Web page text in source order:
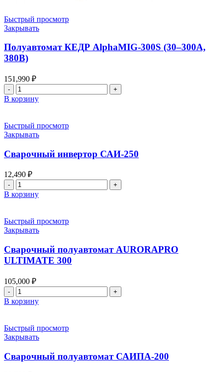
Быстрый просмотр
Закрывать
Полуавтомат КЕДР AlphaMIG-300S (30–300А,
380В)
151,990 ₽
Количество
товара
Полуавтомат
AlphaMIG-
300S
(30–
380В)
В корзину
Быстрый просмотр
Закрывать
Сварочный инвертор САИ-250
12,490 ₽
Количество
товара
Сварочный
САИ-250
В корзину
Быстрый просмотр
Закрывать
Сварочный полуавтомат AURORAPRO
ULTIMATE 300
105,000 ₽
Количество
товара
Сварочный
AURORAPRO
ULTIMATE
300
В корзину
Быстрый просмотр
Закрывать
Сварочный полуавтомат САИПА-200